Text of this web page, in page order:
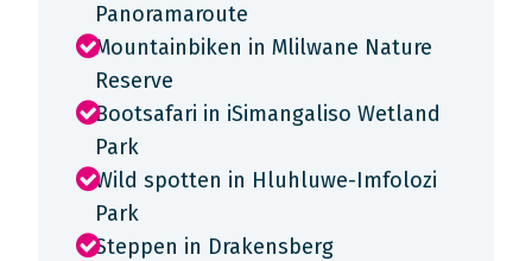
Panoramaroute
Mountainbiken in Mlilwane Nature
Reserve
Bootsafari in iSimangaliso Wetland
Park
Wild spotten in Hluhluwe-Imfolozi
Park
Steppen in Drakensberg